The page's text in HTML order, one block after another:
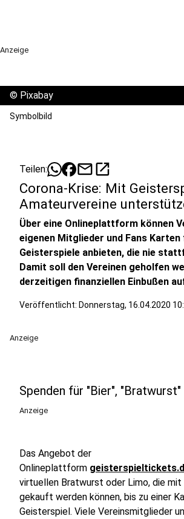
Anzeige
© Pixabay
Symbolbild
Teilen: mailopen_in_new
Corona-Krise: Mit
Amateurvereine
Über eine Onlineplattform können
eigenen Mitglieder und Fans Karten
Geisterspiele anbieten, die nie
Damit soll den Vereinen geholfen
derzeitigen finanziellen Einbußen
Veröffentlicht: Donnerstag, 16.04.2020
Anzeige
Spenden für "Bier", "Bratwurst"
Anzeige
Das Angebot der
Onlineplattform
virtuellen Bratwurst oder Limo, die mit
gekauft werden können, bis zu einer
Geisterspiel. Viele Vereinsmitglieder